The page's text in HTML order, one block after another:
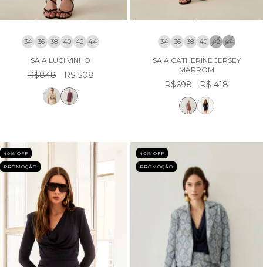
34 36 38 40 42 44
SAIA LUCI VINHO
R$848 R$ 508
34 36 38 40 42 44
SAIA CATHERINE JERSEY
MARROM
R$698 R$ 418
40% OFF
PROMOÇÃO
40% OFF
PROMOÇÃO